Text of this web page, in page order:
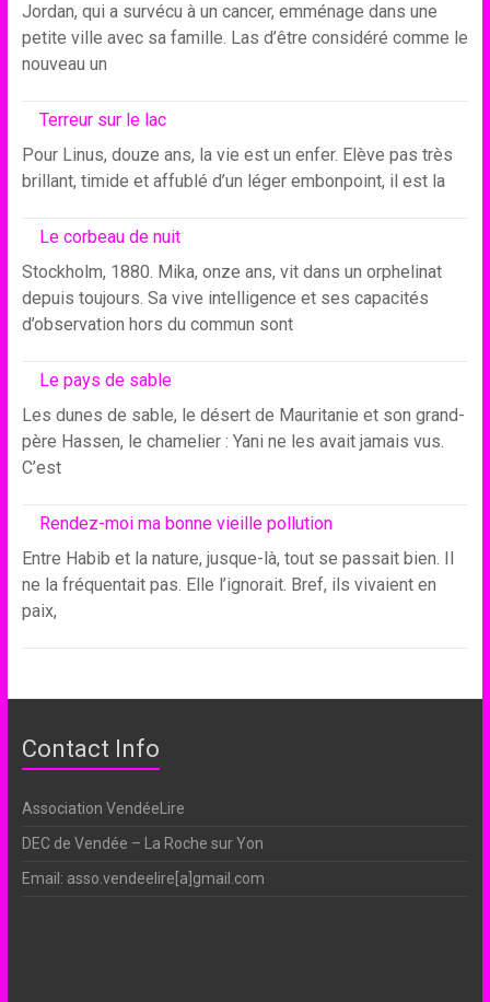
Jordan, qui a survécu à un cancer, emménage dans une
petite ville avec sa famille. Las d’être considéré comme le
nouveau un
Terreur sur le lac
Pour Linus, douze ans, la vie est un enfer. Elève pas très
brillant, timide et affublé d’un léger embonpoint, il est la
Le corbeau de nuit
Stockholm, 1880. Mika, onze ans, vit dans un orphelinat
depuis toujours. Sa vive intelligence et ses capacités
d’observation hors du commun sont
Le pays de sable
Les dunes de sable, le désert de Mauritanie et son grand-
père Hassen, le chamelier : Yani ne les avait jamais vus.
C’est
Rendez-moi ma bonne vieille pollution
Entre Habib et la nature, jusque-là, tout se passait bien. Il
ne la fréquentait pas. Elle l’ignorait. Bref, ils vivaient en
paix,
Contact Info
Association VendéeLire
DEC de Vendée – La Roche sur Yon
Email: asso.vendeelire[a]gmail.com